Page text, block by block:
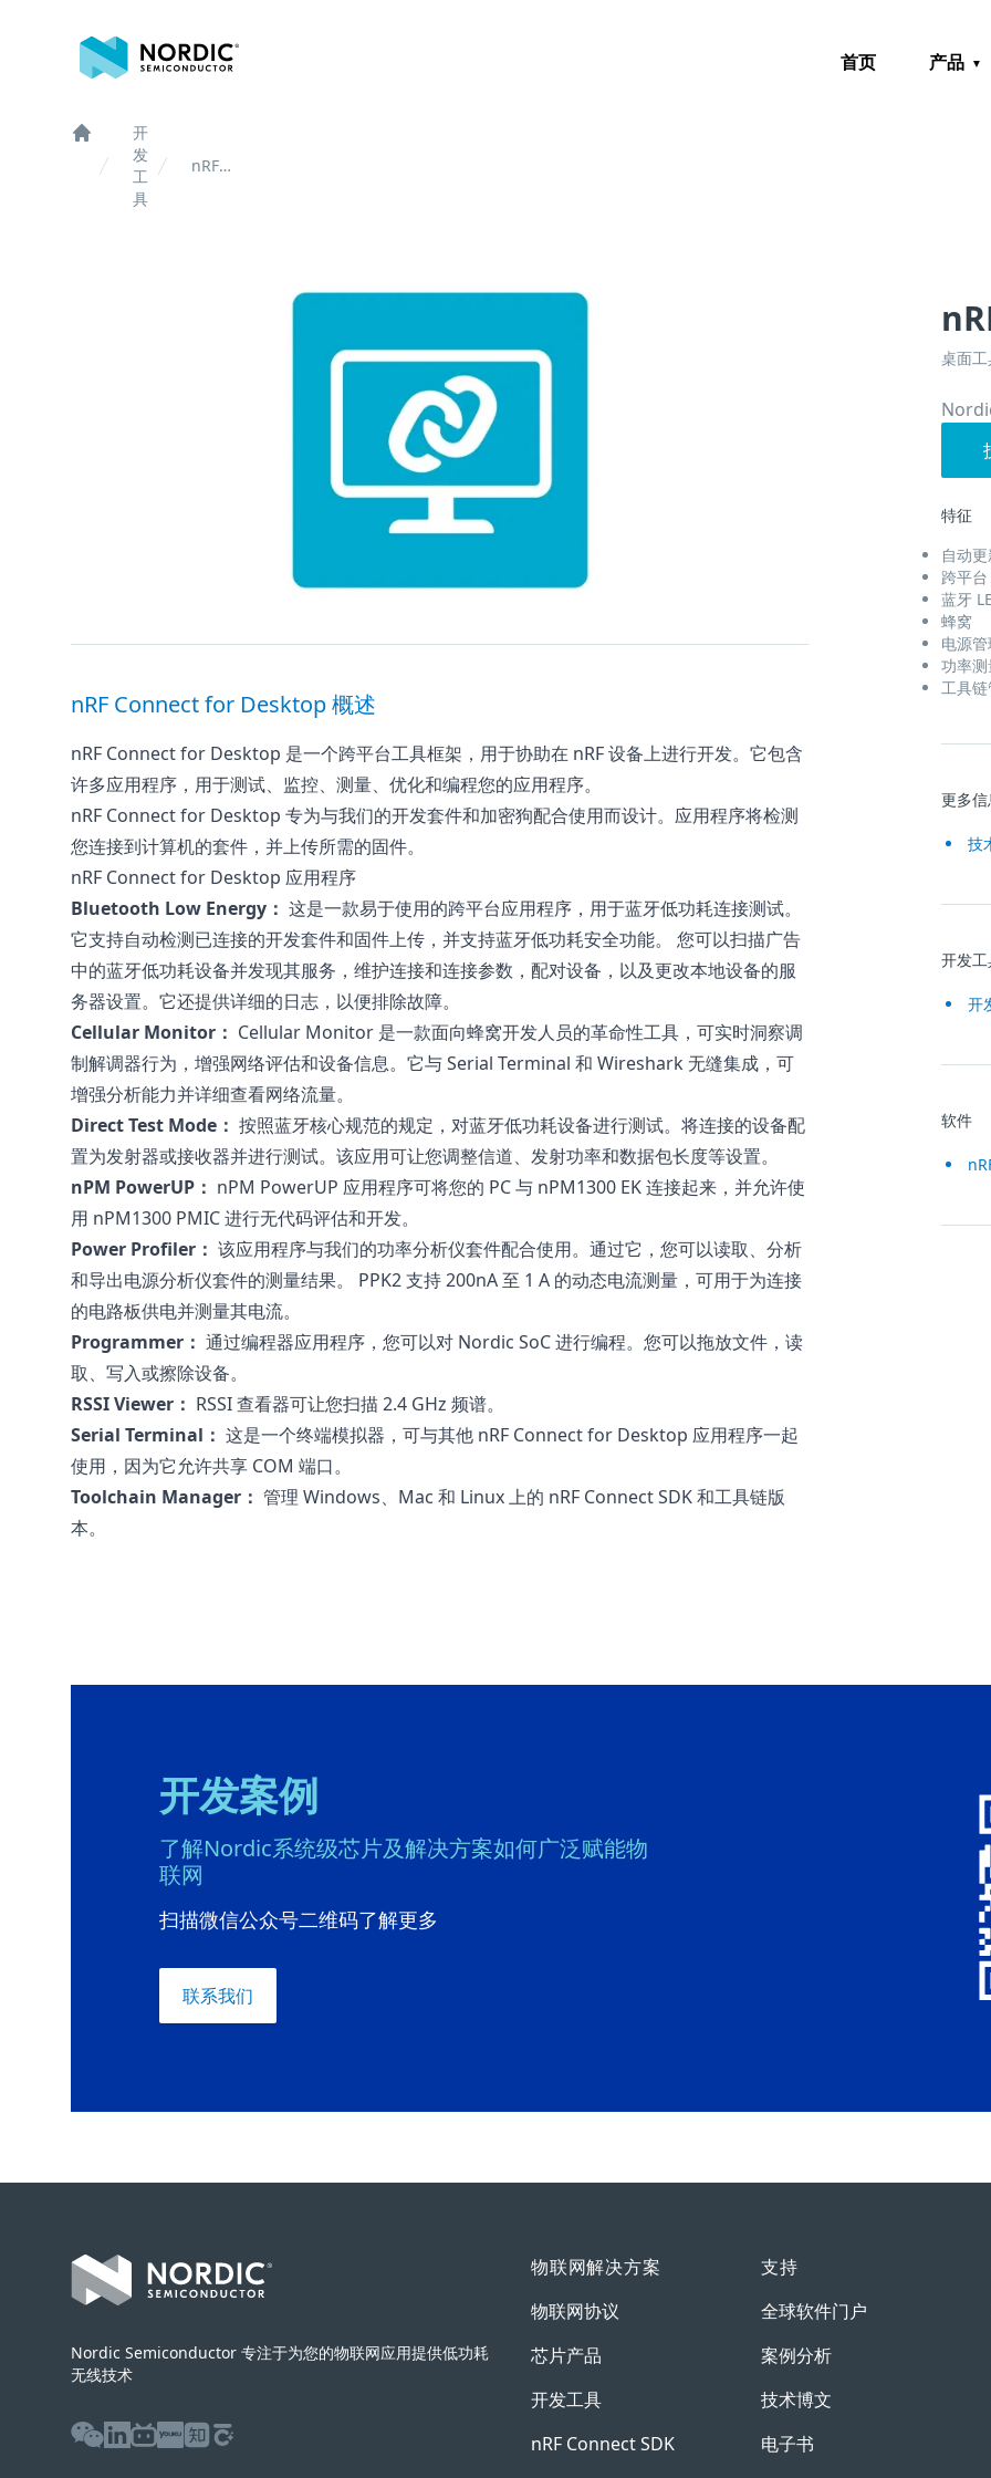
首页 产品
Home
开
发
工
具
nRF
桌面
特征
自动
跨平台
蓝牙 LE
蜂窝
电源管
功率测
工具链
更多信
技
开发工
开
软件
nRF Connect for Desktop 概述
nRF Connect for Desktop 是一个跨平台工具框架，用于协助在 nRF 设备上进行开发。它包含
许多应用程序，用于测试、监控、测量、优化和编程您的应用程序。
nRF Connect for Desktop 专为与我们的开发套件和加密狗配合使用而设计。应用程序将检测
您连接到计算机的套件，并上传所需的固件。
nRF Connect for Desktop 应用程序
Bluetooth Low Energy： 这是一款易于使用的跨平台应用程序，用于蓝牙低功耗连接测试。
它支持自动检测已连接的开发套件和固件上传，并支持蓝牙低功耗安全功能。 您可以扫描广告
中的蓝牙低功耗设备并发现其服务，维护连接和连接参数，配对设备，以及更改本地设备的服
务器设置。它还提供详细的日志，以便排除故障。
Cellular Monitor： Cellular Monitor 是一款面向蜂窝开发人员的革命性工具，可实时洞察调
制解调器行为，增强网络评估和设备信息。它与 Serial Terminal 和 Wireshark 无缝集成，可
增强分析能力并详细查看网络流量。
Direct Test Mode： 按照蓝牙核心规范的规定，对蓝牙低功耗设备进行测试。将连接的设备配
置为发射器或接收器并进行测试。该应用可让您调整信道、发射功率和数据包长度等设置。
nPM PowerUP： nPM PowerUP 应用程序可将您的 PC 与 nPM1300 EK 连接起来，并允许使
用 nPM1300 PMIC 进行无代码评估和开发。
Power Profiler： 该应用程序与我们的功率分析仪套件配合使用。通过它，您可以读取、分析
和导出电源分析仪套件的测量结果。 PPK2 支持 200nA 至 1 A 的动态电流测量，可用于为连接
的电路板供电并测量其电流。
Programmer： 通过编程器应用程序，您可以对 Nordic SoC 进行编程。您可以拖放文件，读
取、写入或擦除设备。
RSSI Viewer： RSSI 查看器可让您扫描 2.4 GHz 频谱。
Serial Terminal： 这是一个终端模拟器，可与其他 nRF Connect for Desktop 应用程序一起
使用，因为它允许共享 COM 端口。
Toolchain Manager： 管理 Windows、Mac 和 Linux 上的 nRF Connect SDK 和工具链版
本。
开发案例
了解Nordic系统级芯片及解决方案如何广泛赋能物
联网
扫描微信公众号二维码了解更多
联系我们
Nordic Semiconductor 专注于为您的物联网应用提供低功耗
无线技术
WeChatLinkedIn
BilibiliYoukuZhihuBaijiahao
物联网解决方案
物联网协议
芯片产品
开发工具
nRF Connect SDK
支持
全球软件门户
案例分析
技术博文
电子书